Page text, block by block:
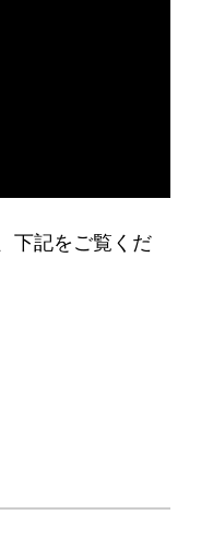
下記をご覧くだ